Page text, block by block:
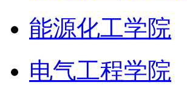
能源化工学院
电气工程学院